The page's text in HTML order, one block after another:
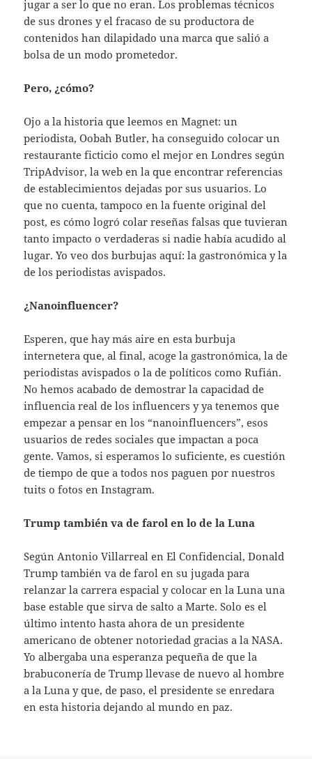
jugar a ser lo que no eran. Los problemas técnicos
de sus drones y el fracaso de su productora de
contenidos han dilapidado una marca que salió a
bolsa de un modo prometedor.
Pero, ¿cómo?
Ojo a la historia que leemos en Magnet: un
periodista, Oobah Butler, ha conseguido colocar un
restaurante ficticio como el mejor en Londres según
TripAdvisor, la web en la que encontrar referencias
de establecimientos dejadas por sus usuarios. Lo
que no cuenta, tampoco en la fuente original del
post, es cómo logró colar reseñas falsas que tuvieran
tanto impacto o verdaderas si nadie había acudido al
lugar. Yo veo dos burbujas aquí: la gastronómica y la
de los periodistas avispados.
¿Nanoinfluencer?
Esperen, que hay más aire en esta burbuja
internetera que, al final, acoge la gastronómica, la de
periodistas avispados o la de políticos como Rufián.
No hemos acabado de demostrar la capacidad de
influencia real de los influencers y ya tenemos que
empezar a pensar en los “nanoinfluencers”, esos
usuarios de redes sociales que impactan a poca
gente. Vamos, si esperamos lo suficiente, es cuestión
de tiempo de que a todos nos paguen por nuestros
tuits o fotos en Instagram.
Trump también va de farol en lo de la Luna
Según Antonio Villarreal en El Confidencial, Donald
Trump también va de farol en su jugada para
relanzar la carrera espacial y colocar en la Luna una
base estable que sirva de salto a Marte. Solo es el
último intento hasta ahora de un presidente
americano de obtener notoriedad gracias a la NASA.
Yo albergaba una esperanza pequeña de que la
brabuconería de Trump llevase de nuevo al hombre
a la Luna y que, de paso, el presidente se enredara
en esta historia dejando al mundo en paz.